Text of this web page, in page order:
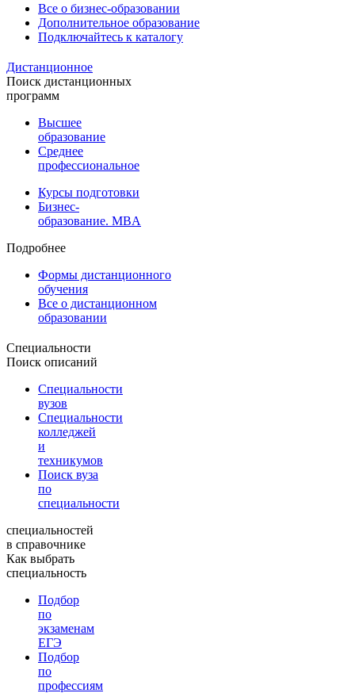
Все о бизнес-образовании
Дополнительное образование
Подключайтесь к каталогу
Дистанционное
Поиск дистанционных
программ
Высшее
образование
Среднее
профессиональное
Курсы подготовки
Бизнес-
образование. MBA
Подробнее
Формы дистанционного
обучения
Все о дистанционном
образовании
Специальности
Поиск описаний
Специальности
вузов
Специальности
колледжей
и
техникумов
Поиск вуза
по
специальности
специальностей
в справочнике
Как выбрать
специальность
Подбор
по
экзаменам
ЕГЭ
Подбор
по
профессиям